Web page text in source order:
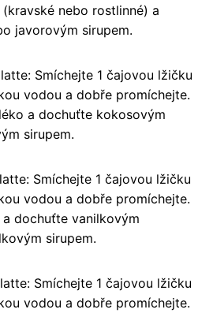
nebo rostlinné) a
javorovým sirupem.
Smíchejte 1 čajovou lžičku
vodou a dobře promíchejte.
a dochuťte kokosovým
sirupem.
Smíchejte 1 čajovou lžičku
vodou a dobře promíchejte.
dochuťte vanilkovým
sirupem.
Smíchejte 1 čajovou lžičku
vodou a dobře promíchejte.